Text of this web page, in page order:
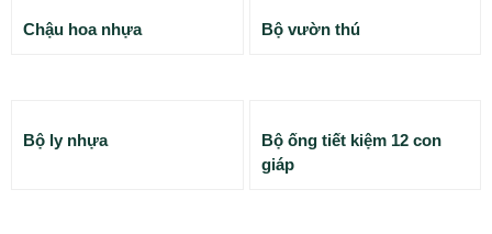
Chậu hoa nhựa Bộ vườn thú
Bộ ly nhựa
Bộ ống tiết kiệm 12 con
giáp